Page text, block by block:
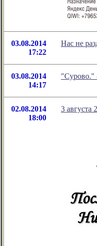
03.08.2014
17:22
Нас не
03.08.2014
14:17
"Сурово."
02.08.2014
18:00
3 августа